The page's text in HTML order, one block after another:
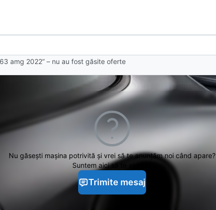
amg 2022” – nu au fost găsite oferte
Nu găseștimașina potrivită și vrei să te anunțăm noi când apare?
Suntem aici să te ajutăm.
Trimite mesaj